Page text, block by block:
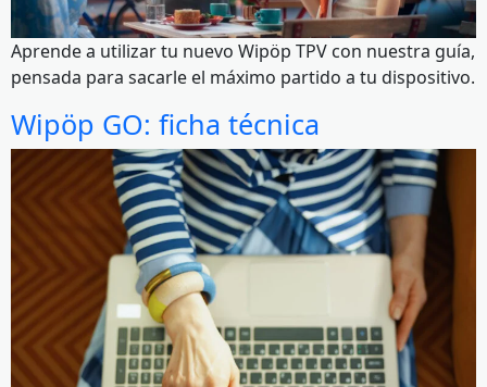
Aprende a utilizar tu nuevo Wipöp TPV con nuestra guía,
pensada para sacarle el máximo partido a tu dispositivo.
Wipöp GO: ficha técnica